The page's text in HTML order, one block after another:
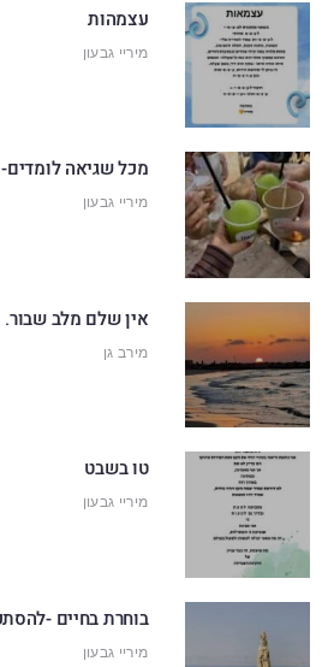
עצמהות
מיריי גבעון
מכל שגיאה
מיריי גבעון
אין שלם מלב שבור.
מירב גן
טו בשבט
מיריי גבעון
בוחרת בחיים -
מיריי גבעון